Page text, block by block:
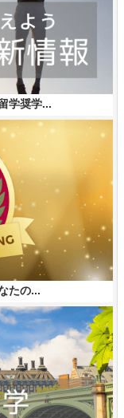
学奨学...
たの...